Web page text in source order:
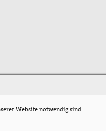
Website notwendig sind.